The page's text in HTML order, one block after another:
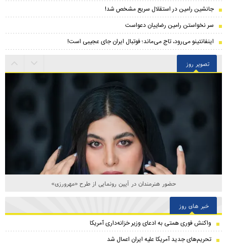
جانشین رامین در استقلال سریع مشخص شد!
سر نخواستن رامین رضاییان دعواست
اینفانتینو می‌رود، تاج می‌ماند؛ فوتبال ایران جای عجیبی است!
تصویر روز
حضور هنرمندان در آیین رونمایی از طرح «مهرورزی»
خبر های روز
واکنش فوری همتی به ادعای وزیر خزانه‌داری آمریکا
تحریم‌های جدید آمریکا علیه ایران اعمال شد